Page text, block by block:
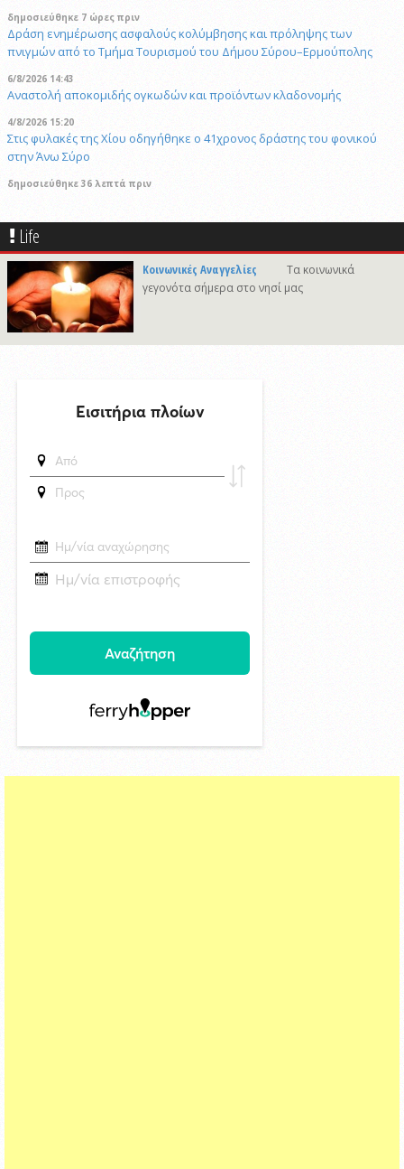
δημοσιεύθηκε 7 ώρες πριν
Δράση ενημέρωσης ασφαλούς κολύμβησης και πρόληψης των
πνιγμών από το Τμήμα Τουρισμού του Δήμου Σύρου–Ερμούπολης
6/8/2026 14:43
Αναστολή αποκομιδής ογκωδών και προϊόντων κλαδονομής
4/8/2026 15:20
Στις φυλακές της Χίου οδηγήθηκε ο 41χρονος δράστης του φονικού
στην Άνω Σύρο
δημοσιεύθηκε 36 λεπτά πριν
δημοσιεύθηκε 1 ώρα πριν
Το Μικροβιολογικό ιατρείο του Αντωνίου Τσιαμπούρη θα είναι
κλειστό από την Δευτέρα 10/8 έως και την Δευτέρα 17/8
δημοσιεύθηκε 22 ώρες πριν
Η εορτή της Μεταμορφώσεως του Σωτήρος στην Ερμούπολη
δημοσιεύθηκε 18 ώρες πριν
Life
Κοινωνικές Αναγγελίες
Τα κοινωνικά
γεγονότα σήμερα στο νησί μας